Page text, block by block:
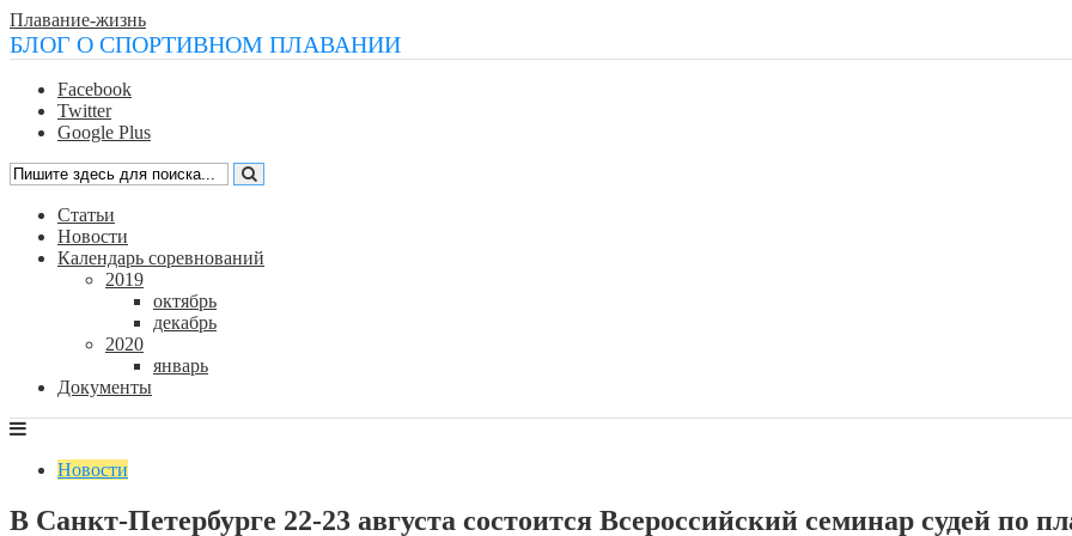
Плавание-жизнь
БЛОГ О СПОРТИВНОМ ПЛАВАНИИ
Facebook
Twitter
Google Plus
Статьи
Новости
Календарь соревнований
2019
октябрь
декабрь
2020
январь
Документы
Новости
В Санкт-Петербурге 22-23 августа состоится Всероссийский семинар судей по